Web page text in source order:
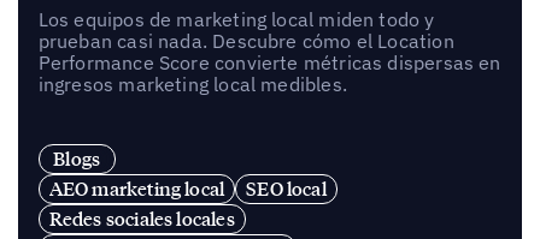
Los equipos de marketing local miden todo y
prueban casi nada. Descubre cómo el Location
Performance Score convierte métricas dispersas en
ingresos marketing local medibles.
Blogs
AEO marketing local
SEO local
Redes sociales locales